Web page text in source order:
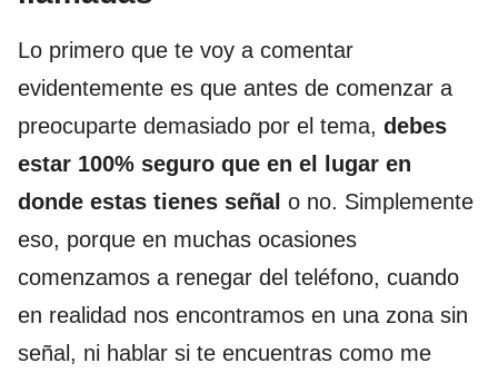
Lo primero que te voy a comentar
evidentemente es que antes de comenzar a
preocuparte demasiado por el tema, debes
estar 100% seguro que en el lugar en
donde estas tienes señal o no. Simplemente
eso, porque en muchas ocasiones
comenzamos a renegar del teléfono, cuando
en realidad nos encontramos en una zona sin
señal, ni hablar si te encuentras como me